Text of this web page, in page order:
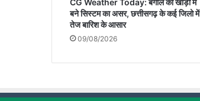
बने सिस्टम का असर, छत्तीसगढ़ के कई जिलो में
तेज बारिश के आसार
09/08/2026